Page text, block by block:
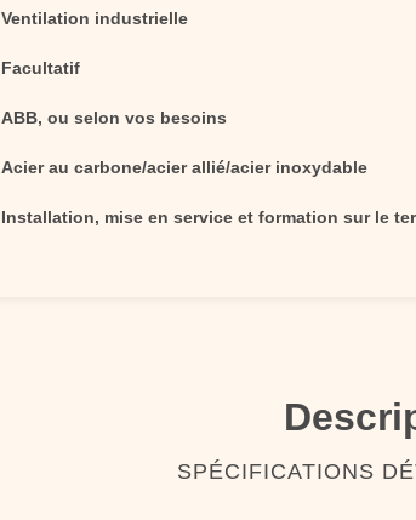
Ventilation industrielle
Facultatif
ABB, ou selon vos besoins
Acier au carbone/acier allié/acier inoxydable
Installation, mise en service et formation sur le
SPÉCIFICATIONS